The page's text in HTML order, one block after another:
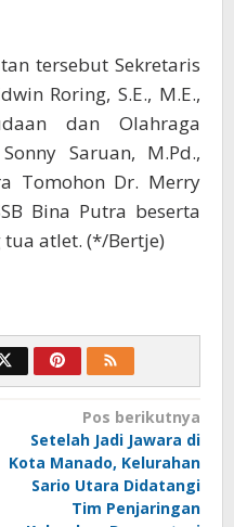
tersebut Sekretaris
Roring, S.E., M.E.,
dan Olahraga
Saruan, M.Pd.,
Tomohon Dr. Merry
Bina Putra beserta
atlet. (*/Bertje)
Pos berikutnya
Setelah Jadi Jawara di
Kota Manado, Kelurahan
Sario Utara Didatangi
Tim Penjaringan